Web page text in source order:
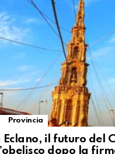
Provincia
il futuro del
dopo la